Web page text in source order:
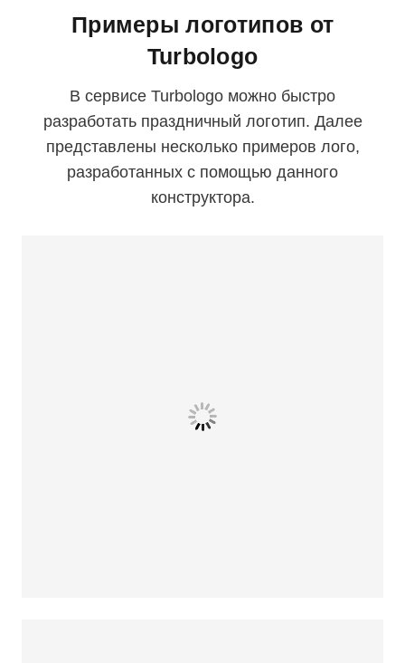
Примеры логотипов от
Turbologo
В сервисе Turbologo можно быстро
разработать праздничный логотип. Далее
представлены несколько примеров лого,
разработанных с помощью данного
конструктора.